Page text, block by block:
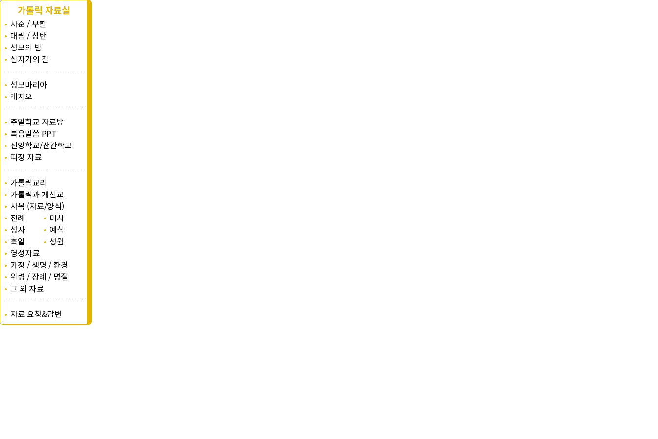
가톨릭 자료실
• 사순 / 부활
• 대림 / 성탄
• 성모의 밤
• 십자가의 길
• 성모마리아
• 레지오
• 주일학교 자료방
• 복음말씀 PPT
• 신앙학교/산간학교
• 피정 자료
• 가톨릭교리
• 가톨릭과 개신교
• 사목 (자료/양식)
• 전례 • 미사
• 성사 • 예식
• 축일 • 성월
• 영성자료
• 가정 / 생명 / 환경
• 위령 / 장례 / 명절
• 그 외 자료
• 자료 요청&답변